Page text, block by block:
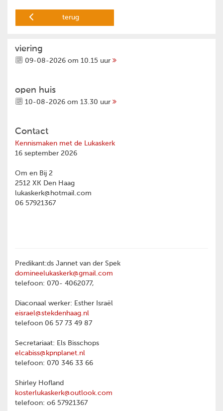
terug
viering
09-08-2026 om 10.15 uur
open huis
10-08-2026 om 13.30 uur
Contact
Kennismaken met de Lukaskerk
16 september 2026
Om en Bij 2
2512 XK Den Haag
lukaskerk@hotmail.com
06 57921367
Predikant:ds Jannet van der Spek
domineelukaskerk@gmail.com
telefoon: 070- 4062077,
Diaconaal werker: Esther Israël
eisrael@stekdenhaag.nl
telefoon 06 57 73 49 87
Secretariaat: Els Bisschops
elcabiss@kpnplanet.nl
telefoon: 070 346 33 66
Shirley Hofland
kosterlukaskerk@outlook.com
telefoon: o6 57921367